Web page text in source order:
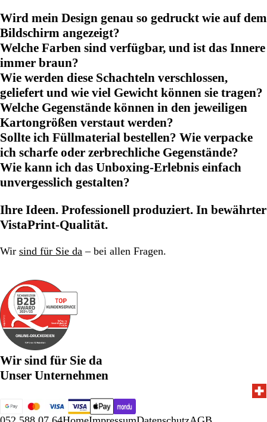
Wird mein Design genau so gedruckt wie auf dem
Bildschirm angezeigt?
Welche Farben sind verfügbar, und ist das Innere
immer braun?
Wie werden diese Schachteln verschlossen,
geliefert und wie viel Gewicht können sie tragen?
Welche Gegenstände können in den jeweiligen
Kartongrößen verstaut werden?
Sollte ich Füllmaterial bestellen? Wie verpacke
ich scharfe oder zerbrechliche Gegenstände?
Wie kann ich das Unboxing-Erlebnis einfach
unvergesslich gestalten?
Ihre Ideen. Professionell produziert. In bewährter
VistaPrint-Qualität.
Wir sind für Sie da – bei allen Fragen.
Wir sind für Sie da
Unser Unternehmen